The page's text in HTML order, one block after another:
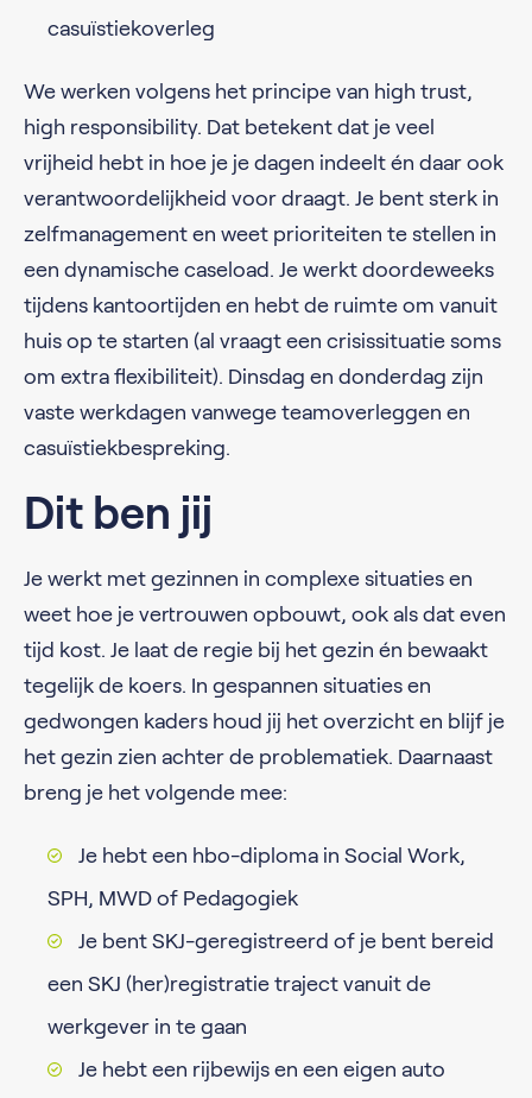
casuïstiekoverleg
We werken volgens het principe van high trust,
high responsibility. Dat betekent dat je veel
vrijheid hebt in hoe je je dagen indeelt én daar ook
verantwoordelijkheid voor draagt. Je bent sterk in
zelfmanagement en weet prioriteiten te stellen in
een dynamische caseload. Je werkt doordeweeks
tijdens kantoortijden en hebt de ruimte om vanuit
huis op te starten (al vraagt een crisissituatie soms
om extra flexibiliteit). Dinsdag en donderdag zijn
vaste werkdagen vanwege teamoverleggen en
casuïstiekbespreking.
Dit ben jij
Je werkt met gezinnen in complexe situaties en
weet hoe je vertrouwen opbouwt, ook als dat even
tijd kost. Je laat de regie bij het gezin én bewaakt
tegelijk de koers. In gespannen situaties en
gedwongen kaders houd jij het overzicht en blijf je
het gezin zien achter de problematiek. Daarnaast
breng je het volgende mee:
Je hebt een hbo-diploma in Social Work,
SPH, MWD of Pedagogiek
Je bent SKJ-geregistreerd of je bent bereid
een SKJ (her)registratie traject vanuit de
werkgever in te gaan
Je hebt een rijbewijs en een eigen auto